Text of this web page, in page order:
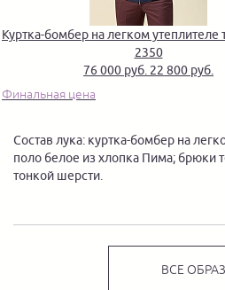
Куртка-бомбер на легком утеплителе
2350
76 000 руб. 22 800 руб.
Финальная цена
Состав лука: куртка-бомбер на
поло белое из хлопка Пима; брюки
тонкой шерсти.
ВСЕ